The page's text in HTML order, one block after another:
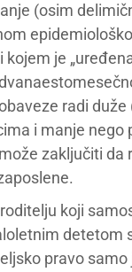
(osim
je
radi
i manje nego
zaključiti da
koji
detetom
pravo